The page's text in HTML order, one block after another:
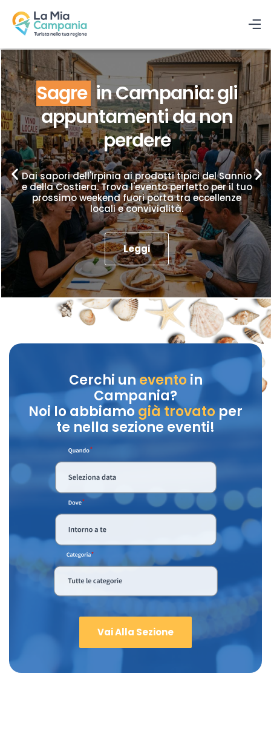
Sagre in Campania: gli
appuntamenti da non
perdere
Dai sapori dell'Irpinia ai prodotti tipici del Sannio
e della Costiera. Trova l'evento perfetto per il tuo
prossimo weekend fuori porta tra eccellenze
locali e convivialità.
Leggi
Cerchi unevento in
Campania?
Noi lo abbiamo già trovatoper
te nella sezione eventi!
Vai Alla Sezione